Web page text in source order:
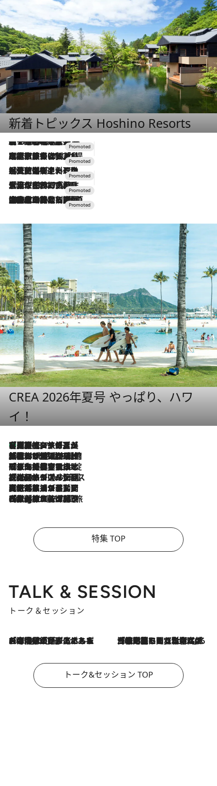
新着トピックス Hoshino Resorts
2026.8.7
【トンボの足水浴】ヒノキの香りに包まれて涼感マックス！約13℃の湧水かけ流しを避暑地「星野温泉 トンボの湯」で体験
2026.7.31
【ホテル帰省】という選択肢をOMOが提案。家族とほどよい距離を保つには「昼は実家、夜は気兼ねなくホテルで！」
2026.7.24
【夏限定ディナーコース】旬を迎える稚鮎や花ズッキーニなどをイタリア・トスカーナの郷土料理の手法で満喫！
2026.7.17
「土佐和ハーブかき氷」がOMO7高知に登場！生姜、山椒、大葉など目にも舌にも涼を呼ぶ郷土の味
2026.7.10
NEW OPEN！【界 草津】名湯の地に誕生。趣の異なる2種の温泉と上州ならではの会席・蕎麦割烹など美食を味わう究極の癒やし旅
CREA 2026年夏号 やっぱり、ハワ
イ！
2026.8.7
【厳選旅コスメ】「多機能アイテムがメイン！」旅好き美容エディターが選んだ夏旅ベストコスメを発表【Mサイズジップ】
2026.8.6
「荷物が増えるほど旅ストレスは増す」美容ジャーナリストがたどり着いた最終結論。“化粧品を劇的に減らす”感動の凝縮美容とは
2026.8.6
「旅先には金髪ウィッグを持参」日本と同じメイクでは損してる!? 美容ジャーナリストが提案する“掟破りの旅美容”とは
2026.8.6
【厳選旅コスメ】「身軽さ＆UV対策重視！」ヘアアーティストshucoが選んだ夏旅ベストコスメを発表【Mサイズジップ】
2026.8.5
【厳選旅コスメ】国内をあちこち移動する河井菜摘が選んだ夏旅ベストコスメ発表！「リラックスアイテムはマスト」【Mサイズジップ】
2026.8.4
【厳選旅コスメ】「紫外線＆乾燥対策しながらメイク感も！」ヘア＆メイクGeorgeが選んだ夏旅ベストコスメを発表！【Mサイズジップ】
特集 TOP
TALK & SESSION
トーク＆セッション
2026.8.3
「今後値上げがあるとすれば…」「リスクがあるのは今年の冬」エネルギー専門家が語る、ホルムズ海峡封鎖が家庭にもたらす“ある心配” 2026.8.3
「住宅建てられない…」「サーチャージ料の高値が続いている」ホルムズ海峡封鎖による影響はいつまで続く？《エネルギー専門家に聞く“どうなる日本の暮らし”》
トーク&セッション TOP